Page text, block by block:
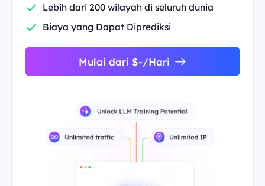
Lebih dari 200 wilayah di seluruh dunia
Biaya yang Dapat Diprediksi
Mulai dari $-/Hari